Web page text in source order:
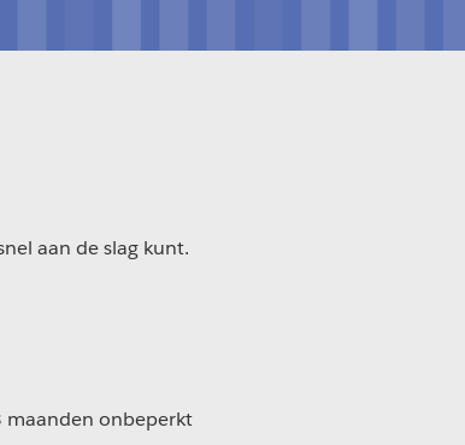
aan de slag kunt.
maanden onbeperkt